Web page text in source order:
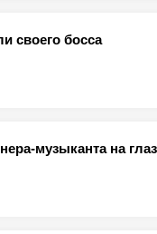
своего босса
музыканта на